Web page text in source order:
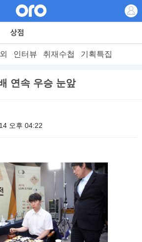
인터뷰 취재수첩 기획특집
연속 우승 눈앞
오후 04:22